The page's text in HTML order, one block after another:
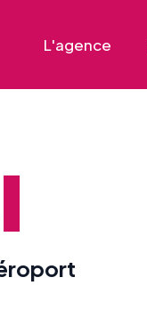
L'agence